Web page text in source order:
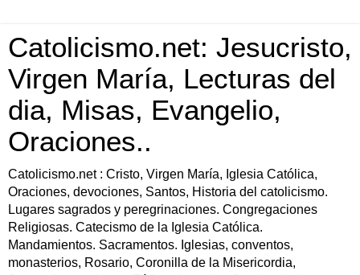
Catolicismo.net: Jesucristo,
Virgen María, Lecturas del
dia, Misas, Evangelio,
Oraciones..
Catolicismo.net : Cristo, Virgen María, Iglesia Católica,
Oraciones, devociones, Santos, Historia del catolicismo.
Lugares sagrados y peregrinaciones. Congregaciones
Religiosas. Catecismo de la Iglesia Católica.
Mandamientos. Sacramentos. Iglesias, conventos,
monasterios, Rosario, Coronilla de la Misericordia,